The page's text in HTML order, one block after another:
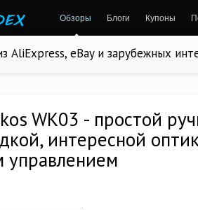
Обзоры Блоги Купоны
AliExpress, eBay и зарубежных
WK03 - простой
интересной
управлением